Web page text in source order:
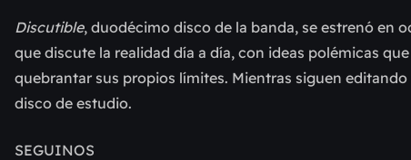
Discutible, duodécimo disco de la banda, se estrenó en
que discute la realidad día a día, con ideas polémicas
quebrantar sus propios límites. Mientras siguen
disco de estudio.
SEGUINOS